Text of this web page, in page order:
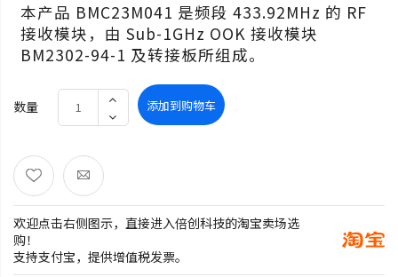
本产品 BMC23M041 是频段 433.92MHz 的 RF
接收模块，由 Sub-1GHz OOK 接收模块
BM2302-94-1 及转接板所组成。
数量 添加到购物车
欢迎点击右侧图示，直接进入倍创科技的淘宝卖场选
购！
支持支付宝，提供增值税发票。